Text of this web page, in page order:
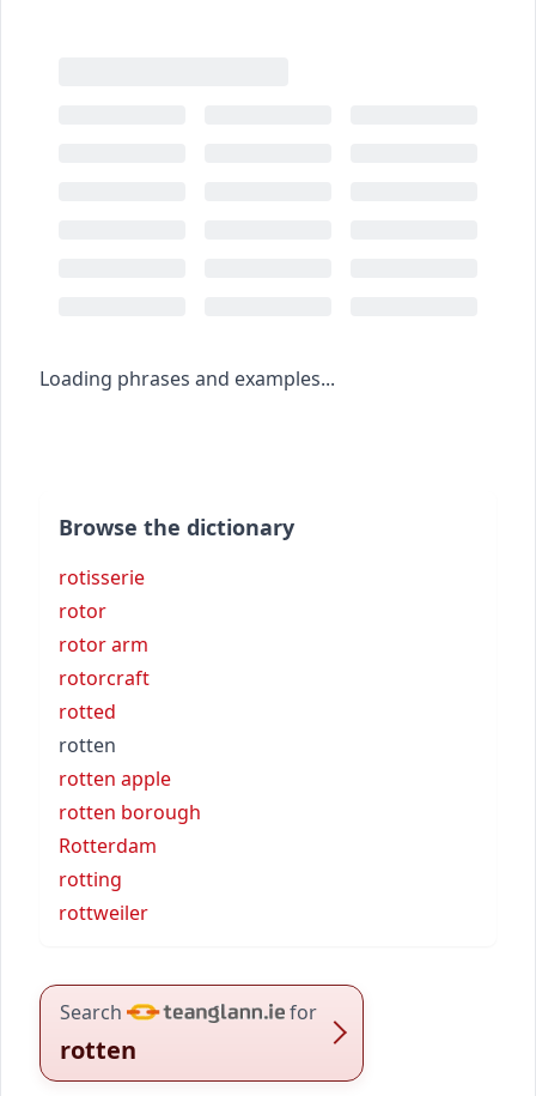
Loading phrases and examples...
Browse the dictionary
rotisserie
rotor
rotor arm
rotorcraft
rotted
rotten
rotten apple
rotten borough
Rotterdam
rotting
rottweiler
Search for
rotten